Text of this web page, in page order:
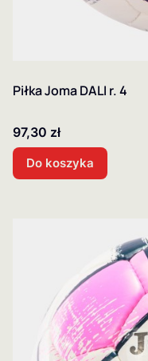
Piłka Joma DALI r. 4
Cena
97,30 zł
Do koszyka